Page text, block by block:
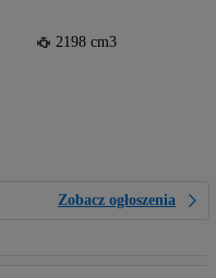
2198 cm3
Zobacz ogłoszenia